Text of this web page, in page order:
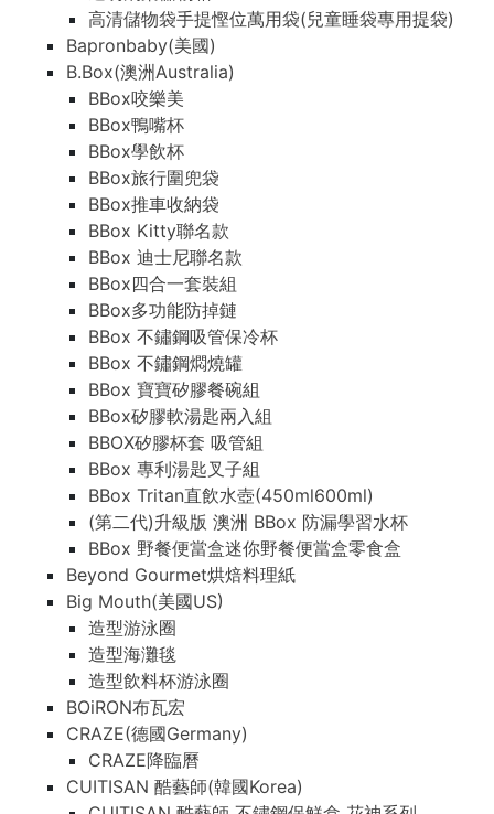
高清儲物袋手提慳位萬用袋(兒童睡袋專用提袋)
Bapronbaby(美國)
B.Box(澳洲Australia)
BBox咬樂美
BBox鴨嘴杯
BBox學飲杯
BBox旅行圍兜袋
BBox推車收納袋
BBox Kitty聯名款
BBox 迪士尼聯名款
BBox四合一套裝組
BBox多功能防掉鏈
BBox 不鏽鋼吸管保冷杯
BBox 不鏽鋼燜燒罐
BBox 寶寶矽膠餐碗組
BBox矽膠軟湯匙兩入組
BBOX矽膠杯套 吸管組
BBox 專利湯匙叉子組
BBox Tritan直飲水壺(450ml600ml)
(第二代)升級版 澳洲 BBox 防漏學習水杯
BBox 野餐便當盒迷你野餐便當盒零食盒
Beyond Gourmet烘焙料理紙
Big Mouth(美國US)
造型游泳圈
造型海灘毯
造型飲料杯游泳圈
BOiRON布瓦宏
CRAZE(德國Germany)
CRAZE降臨曆
CUITISAN 酷藝師(韓國Korea)